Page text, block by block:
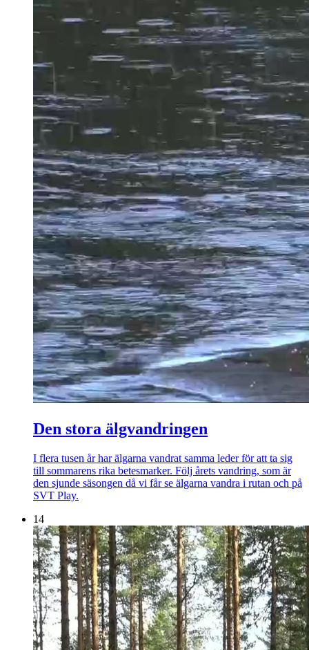
Den stora älgvandringen
I flera tusen år har älgarna vandrat samma leder för att ta sig
till sommarens rika betesmarker. Följ årets vandring, som är
den sjunde säsongen då vi får se älgarna vandra i rutan och på
SVT Play.
14